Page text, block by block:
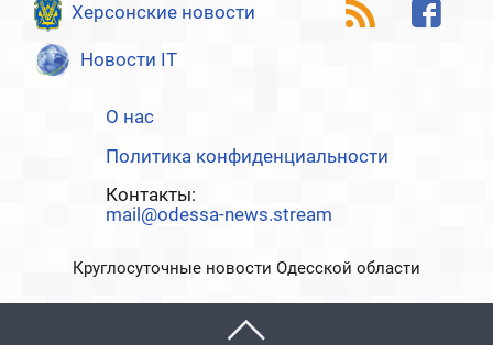
Херсонские новости
Новости IT
О нас
Политика конфиденциальности
Контакты:
mail@odessa-news.stream
Круглосуточные новости Одесской области